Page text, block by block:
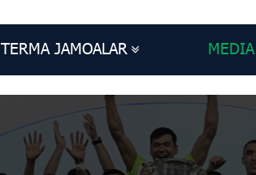
TERMA JAMOALAR MEDIA